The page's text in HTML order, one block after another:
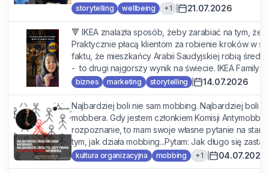
storytelling wellbeing +1 21.07.2026
🔻 IKEA znalazła sposób, żeby zarabiać na tym, że
Praktycznie płacą klientom za robienie kroków w
faktu, że mieszkańcy Arabii Saudyjskiej robią
- to drugi najgorszy wynik na świecie. IKEA Family
biznes marketing storytelling 14.07.2026
Najbardziej boli nie sam mobbing. Najbardziej boli
mobbera. Gdy jestem członkiem Komisji
rozpoznanie, to mam swoje własne pytanie na
tym, jak działa mobbing...Pytam: Jak długo się
kultura organizacyjna mobbing +1 04.07.2026